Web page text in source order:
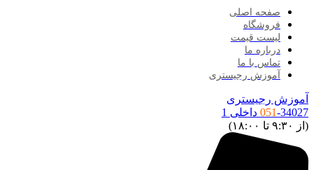
صفحه اصلی
فروشگاه
لیست قیمت
درباره ما
تماس با ما
آموزش رجیستری
آموزش رجیستری
051-34027 داخلی 1
(از ۹:۳۰ تا ۱۸:۰۰)